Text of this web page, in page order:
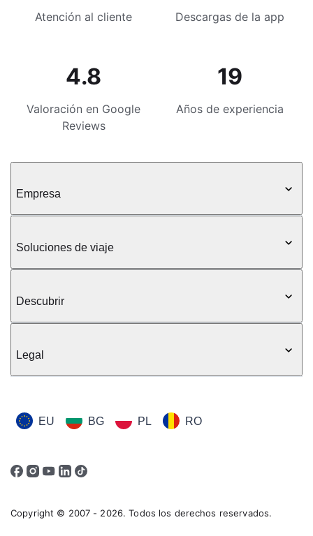
Atención al cliente Descargas de la app
4.8
Valoración en Google
Reviews
19
Años de experiencia
Empresa
Soluciones de viaje
Descubrir
Legal
EU BG PL RO
Copyright © 2007 - 2026. Todos los derechos reservados.